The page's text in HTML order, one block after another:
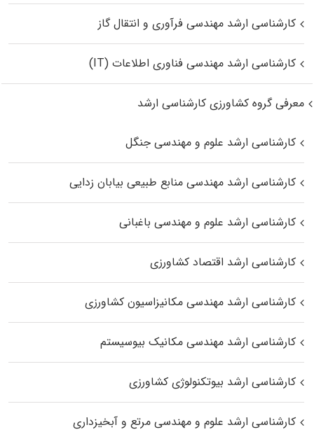
کارشناسی ارشد مهندسی فرآوری و انتقال گاز
کارشناسی ارشد مهندسی فناوری اطلاعات (IT)
معرفی گروه کشاورزی کارشناسی ارشد
کارشناسی ارشد علوم و مهندسی جنگل
کارشناسی ارشد مهندسی منابع طبیعی بیابان زدایی
کارشناسی ارشد علوم و مهندسی باغبانی
کارشناسی ارشد اقتصاد کشاورزی
کارشناسی ارشد مهندسی مکانیزاسیون کشاورزی
کارشناسی ارشد مهندسی مکانیک بیوسیستم
کارشناسی ارشد بیوتکنولوژی کشاورزی
کارشناسی ارشد علوم و مهندسی مرتع و آبخیزداری